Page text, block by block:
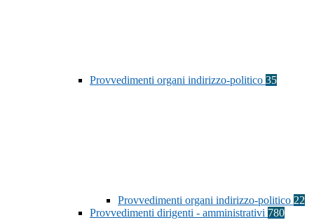
Provvedimenti organi indirizzo-politico 35
Provvedimenti organi indirizzo-politico 22
Provvedimenti dirigenti - amministrativi 780